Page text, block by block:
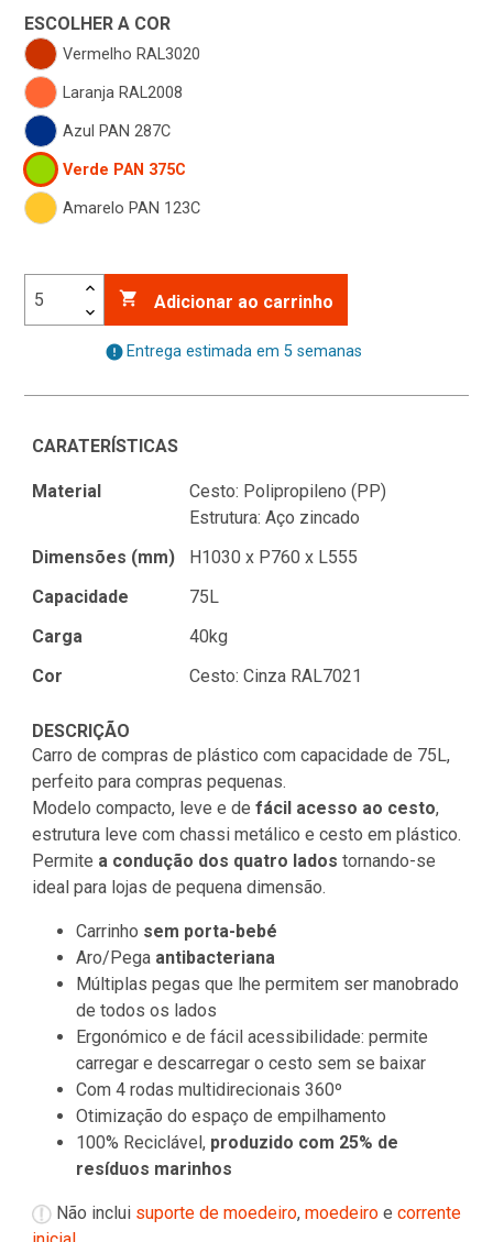
ESCOLHER A COR
Vermelho RAL3020
Laranja RAL2008
Azul PAN 287C
Verde PAN 375C
Amarelo PAN 123C
 Adicionar ao carrinho
error Entrega estimada em 5 semanas
CARATERÍSTICAS
Material
Cesto: Polipropileno (PP)
Estrutura: Aço zincado
Dimensões (mm)
H1030 x P760 x L555
Capacidade
75L
Carga
40kg
Cor
Cesto: Cinza RAL7021
DESCRIÇÃO
Carro de compras de plástico com capacidade de 75L,
perfeito para compras pequenas.
Modelo compacto, leve e de fácil acesso ao cesto,
estrutura leve com chassi metálico e cesto em plástico.
Permite a condução dos quatro lados tornando-se
ideal para lojas de pequena dimensão.
Carrinho sem porta-bebé
Aro/Pega antibacteriana
Múltiplas pegas que lhe permitem ser manobrado
de todos os lados
Ergonómico e de fácil acessibilidade: permite
carregar e descarregar o cesto sem se baixar
Com 4 rodas multidirecionais 360º
Otimização do espaço de empilhamento
100% Reciclável, produzido com 25% de
resíduos marinhos
Não inclui suporte de moedeiro, moedeiroe corrente